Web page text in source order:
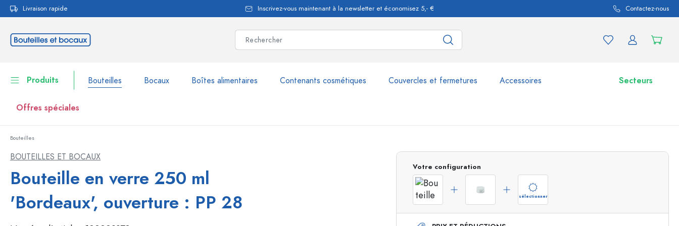
Passer à la navigation principale
Livraison rapide Inscrivez-vous maintenant à la newsletter et économisez 5,- € Contactez-nous
Produits Bouteilles Bocaux Boîtes alimentaires Contenants cosmétiques Couvercles et fermetures Accessoires Secteurs
Offres spéciales
Bocaux
Bouteilles par marque
Bocaux
Découvrir maintenant
Acheter maintenant
Bouteilles
BOUTEILLES ET BOCAUX
Bouteille en verre 250 ml
'Bordeaux', ouverture : PP 28
Votre configuration
sélectionner